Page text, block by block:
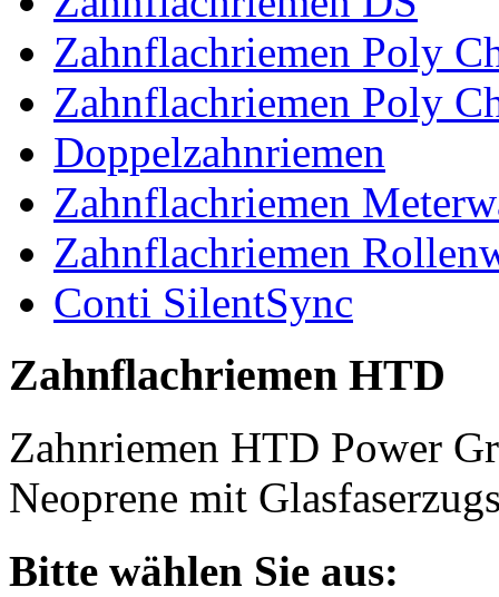
Zahnflachriemen Poly
Zahnflachriemen Poly
Doppelzahnriemen
Zahnflachriemen
Zahnflachriemen
Conti SilentSync
Zahnflachriemen HTD
Zahnriemen HTD Power
Neoprene mit
Bitte wählen Sie aus: